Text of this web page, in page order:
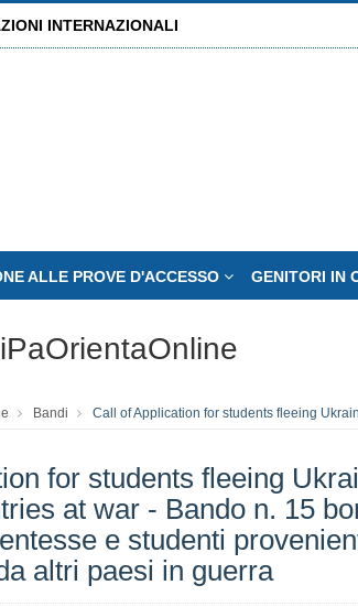
INTERNAZIONALI
ALLE PROVE D'ACCESSO GENITORI IN
Bandi Call of Application for students fleeing
for students fleeing
at war - Bando n. 15
e studenti
altri paesi in guerra